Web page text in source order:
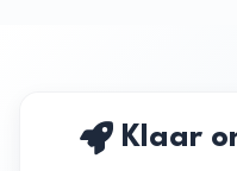
Klaar